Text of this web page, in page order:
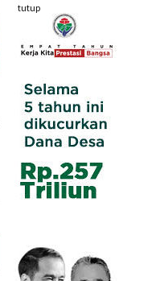
tutup